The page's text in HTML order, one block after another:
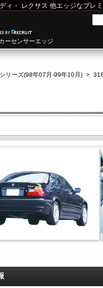
ィ ・ レクサス 他エッジなプレ
ーセンサーエッジ
リーズ(98年07月-99年10月) >